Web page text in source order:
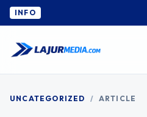
INFO
UNCATEGORIZED / ARTICLE